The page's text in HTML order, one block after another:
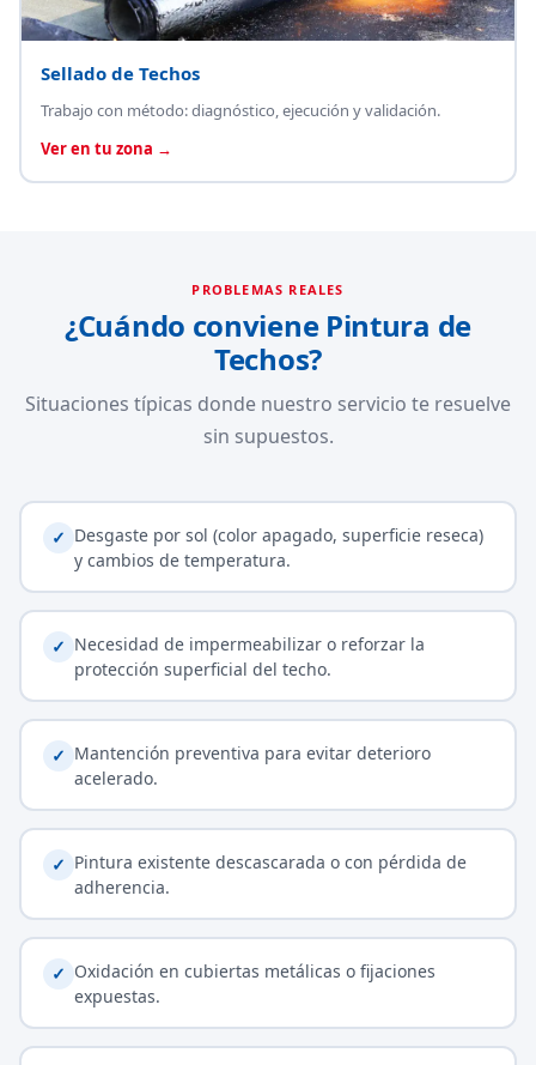
Sellado de Techos
Trabajo con método: diagnóstico, ejecución y validación.
Ver en tu zona →
PROBLEMAS REALES
¿Cuándo conviene Pintura de
Techos?
Situaciones típicas donde nuestro servicio te resuelve
sin supuestos.
✓ Desgaste por sol (color apagado, superficie reseca)
y cambios de temperatura.
✓ Necesidad de impermeabilizar o reforzar la
protección superficial del techo.
✓ Mantención preventiva para evitar deterioro
acelerado.
✓ Pintura existente descascarada o con pérdida de
adherencia.
✓ Oxidación en cubiertas metálicas o fijaciones
expuestas.